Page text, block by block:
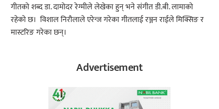
गीतको शब्द डा. दामोदर रेग्मीले लेखेका हुन् भने संगीत डी.बी. लामाको
रहेको छ। विशाल निरौलाले एरेन्ज गरेका गीतलाई रञ्जन राईले मिक्सिङ र
मास्टरिङ गरेका छन्।
Advertisement